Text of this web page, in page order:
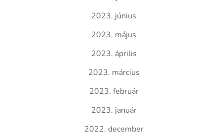
2023. június
2023. május
2023. április
2023. március
2023. február
2023. január
2022. december